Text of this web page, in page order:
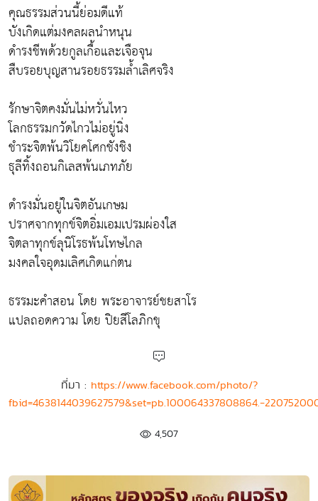
คุณธรรมส่วนนี้ย่อมดีแท้
บังเกิดแต่มงคลผลนำหนุน
ดำรงชีพด้วยกูลเกื้อและเจือจุน
สืบรอยบุญสานรอยธรรมล้ำเลิศจริง
รักษาจิตคงมั่นไม่หวั่นไหว
โลกธรรมกวัดไกวไม่อยู่นิ่ง
ชำระจิตพ้นวิโยคโศกชังชิง
ธุลีทิ้งถอนกิเลสพ้นเภทภัย
ดำรงมั่นอยู่ในจิตอันเกษม
ปราศจากทุกข์จิตอิ่มเอมเปรมผ่องใส
จิตลาทุกข์ลุนิโรธพ้นโทษไกล
มงคลใจอุดมเลิศเกิดแก่ตน
ธรรมะคำสอน โดย พระอาจารย์ชยสาโร
แปลถอดความ โดย ปิยสีโลภิกขุ
ที่มา : https://www.facebook.com/photo/?
fbid=4638144039627579&set=pb.100064337808864.-
4,507